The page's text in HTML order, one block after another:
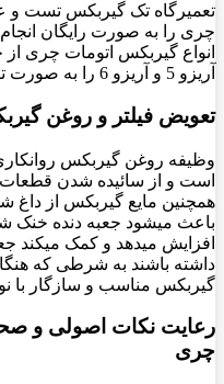
تعمیرگاه تک گیربکس تست و
چری را به صورت رایگان
انواع گیربکس اتومات چری از
آریزو 5 و آریزو 6 را به صورت تضمینی انجام میدهد.
تعویض فیلتر و روغن
وظیفه روغن گیربکس
است و از سائیده شدن قطعات
همچنین مایع گیربکس از داغ
باعث میشود جعبه دنده خنک
افزایش میدهد و کمک میکند
داشته باشند به شرطی که
گیربکس مناسب و سازگار با
رعایت نکات اصولی و
چری